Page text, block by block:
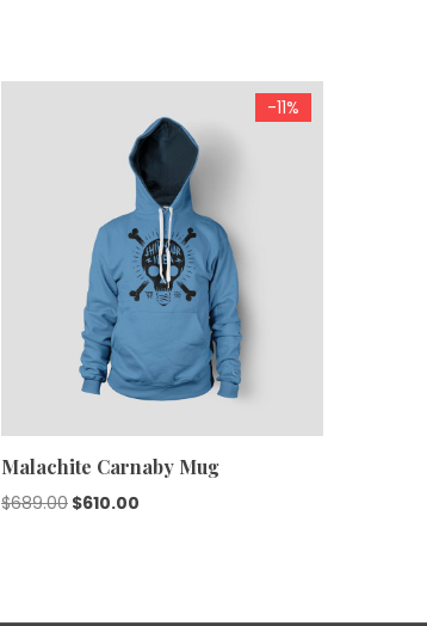
-11%
Malachite Carnaby Mug
$689.00 El
$610.00